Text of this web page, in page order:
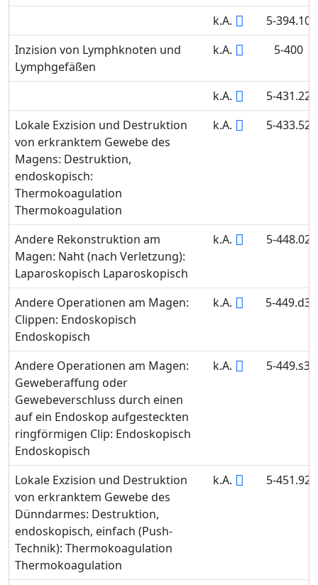
k.A.
5-394.10
Inzision von Lymphknoten und
Lymphgefäßen
k.A. 5-400
k.A.
5-431.22
Lokale Exzision und Destruktion
von erkranktem Gewebe des
Magens: Destruktion,
endoskopisch:
Thermokoagulation
Thermokoagulation
k.A. 5-433.52
Andere Rekonstruktion am
Magen: Naht (nach Verletzung):
Laparoskopisch Laparoskopisch
k.A. 5-448.02
Andere Operationen am Magen:
Clippen: Endoskopisch
Endoskopisch
k.A. 5-449.d3
Andere Operationen am Magen:
Geweberaffung oder
Gewebeverschluss durch einen
auf ein Endoskop aufgesteckten
ringförmigen Clip: Endoskopisch
Endoskopisch
k.A. 5-449.s3
Lokale Exzision und Destruktion
von erkranktem Gewebe des
Dünndarmes: Destruktion,
endoskopisch, einfach (Push-
Technik): Thermokoagulation
Thermokoagulation
k.A. 5-451.92